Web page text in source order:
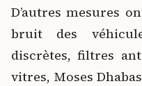
D’autres mesures
bruit des
discrètes, filtres
vitres, Moses